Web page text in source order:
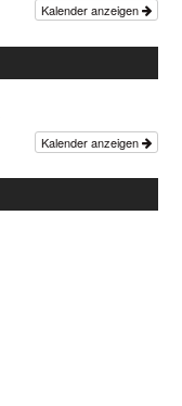
Kalender anzeigen
Kalender anzeigen